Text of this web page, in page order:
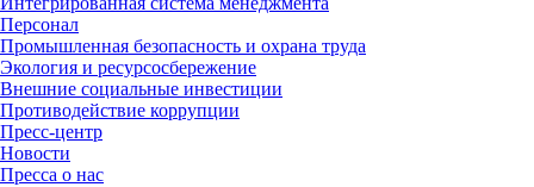
Персонал
Промышленная безопасность и охрана труда
Экология и ресурсосбережение
Внешние социальные инвестиции
Противодействие коррупции
Пресс-центр
Новости
Пресса о нас